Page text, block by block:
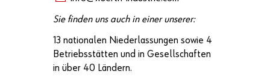
g
s
t
Sie finden uns auch in einer unserer:
13 nationalen Niederlassungen sowie 4
Betriebsstätten und in Gesellschaften
in über 40 Ländern.